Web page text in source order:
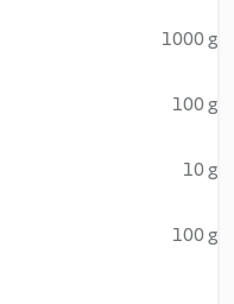
1000 g
100 g
10 g
100 g